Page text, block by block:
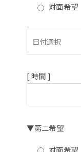
対面希望
[ 時間 ]
▼第二希望
対面希望